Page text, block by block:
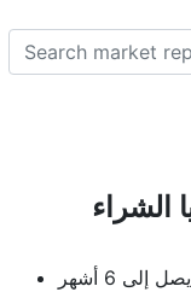
الشراء
إلى 6 أشهر